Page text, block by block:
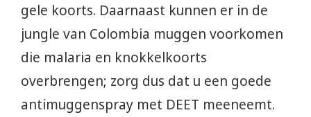
gele koorts. Daarnaast kunnen er in de
jungle van Colombia muggen voorkomen
die malaria en knokkelkoorts
overbrengen; zorg dus dat u een goede
antimuggenspray met DEET meeneemt.